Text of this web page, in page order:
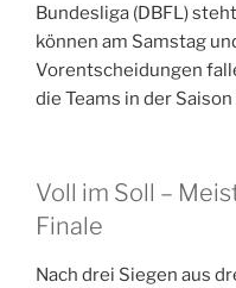
Bundesliga (DBFL)
können am Samstag
Vorentscheidungen
die Teams in der
Voll im Soll –
Finale
Nach drei Siegen aus